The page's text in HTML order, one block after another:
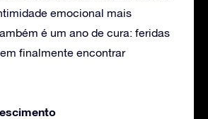
emocional mais
é um ano de cura: feridas
finalmente encontrar